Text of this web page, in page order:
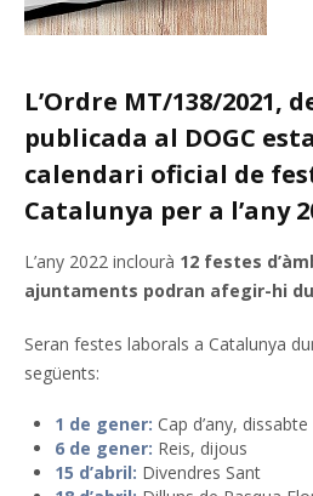
L’Ordre MT/138/2021,
publicada al DOGC
calendari oficial de
Catalunya per a l’any
L’any 2022 inclourà 12 festes
ajuntaments podran afegir-hi
Seran festes laborals a Catalunya
següents:
1 de gener: Cap d’any, dissabte
6 de gener: Reis, dijous
15 d’abril: Divendres Sant